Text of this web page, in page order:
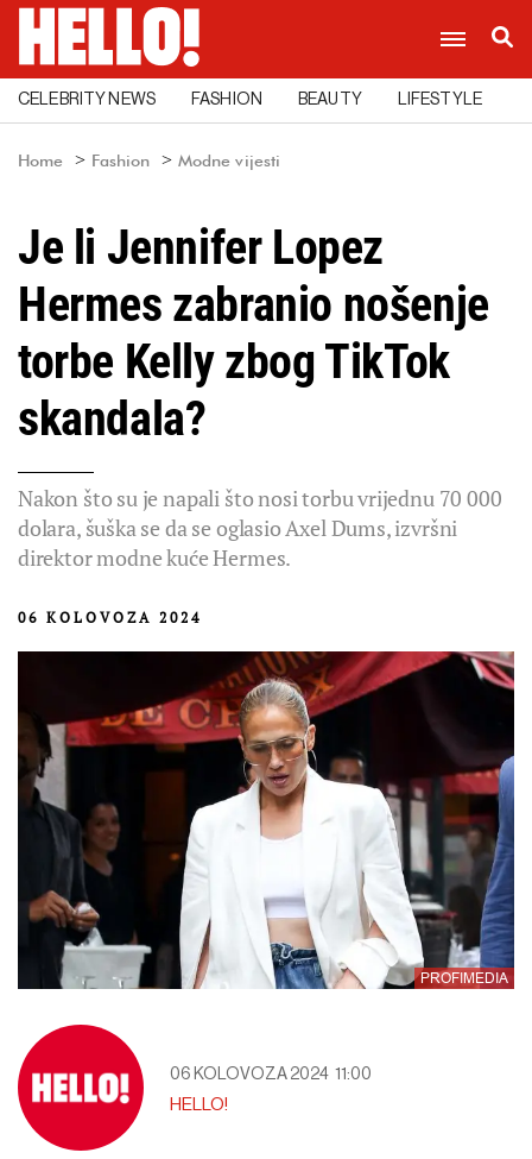
CELEBRITY NEWS FASHION BEAUTY LIFESTYLE
Home Fashion Modne vijesti
Je li Jennifer Lopez
Hermes zabranio nošenje
torbe Kelly zbog TikTok
skandala?
Nakon što su je napali što nosi torbu vrijednu 70 000
dolara, šuška se da se oglasio Axel Dums, izvršni
direktor modne kuće Hermes.
06 KOLOVOZA 2024
PROFIMEDIA
06 KOLOVOZA 2024 11:00
HELLO!